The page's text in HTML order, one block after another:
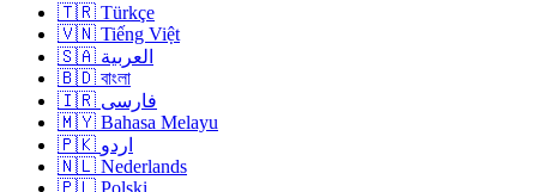
🇹🇷 Türkçe
🇻🇳 Tiếng Việt
🇸🇦 العربية
🇧🇩 বাংলা
🇮🇷 فارسی
🇲🇾 Bahasa Melayu
🇵🇰 اردو
🇳🇱 Nederlands